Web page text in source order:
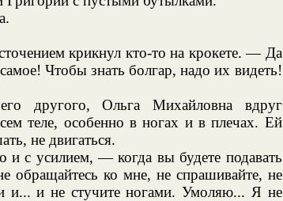
крикнул кто-то на крокете. — Да
Чтобы знать болгар, надо их видеть!
другого, Ольга Михайловна вдруг
теле, особенно в ногах и в плечах. Ей
не двигаться.
с усилием, — когда вы будете подавать
обращайтесь ко мне, не спрашивайте, не
и... и не стучите ногами. Умоляю... Я не